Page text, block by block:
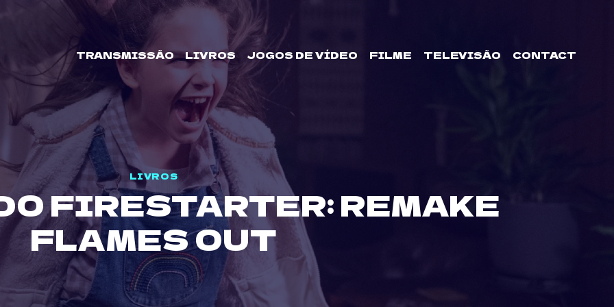
TRANSMISSÃO LIVROS JOGOS DE VÍDEO FILME TELEVISÃO CONTACT
LIVROS
FIRESTARTER: REMAKE
FLAMES OUT